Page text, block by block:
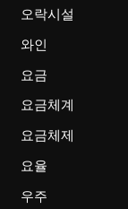
오락시설
와인
요금
요금체계
요금체제
요율
우주